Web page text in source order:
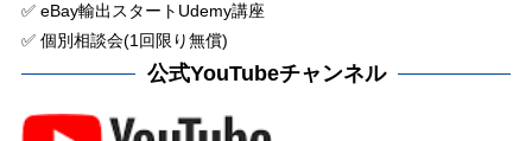
✅ eBay輸出スタートUdemy講座
✅ 個別相談会(1回限り無償)
公式YouTubeチャンネル